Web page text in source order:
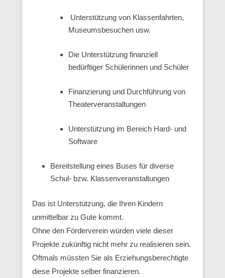
Unterstützung von Klassenfahrten,
Museumsbesuchen usw.
Die Unterstützung finanziell
bedürftiger Schülerinnen und Schüler
Finanzierung und Durchführung von
Theaterveranstaltungen
Unterstützung im Bereich Hard- und
Software
Bereitstellung eines Buses für diverse
Schul- bzw. Klassenveranstaltungen
Das ist Unterstützung, die Ihren Kindern
unmittelbar zu Gute kommt.
Ohne den Förderverein würden viele dieser
Projekte zukünftig nicht mehr zu realisieren sein.
Oftmals müssten Sie als Erziehungsberechtigte
diese Projekte selber finanzieren.